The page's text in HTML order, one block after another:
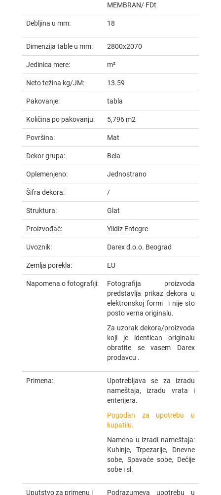
MEMBRAN/ FDt
Debljina u mm: 18
Dimenzija table u mm: 2800x2070
Jedinica mere: m²
Neto težina kg/JM: 13.59
Pakovanje: tabla
Količina po pakovanju: 5,796 m2
Površina: Mat
Dekor grupa: Bela
Oplemenjeno: Jednostrano
Šifra dekora: /
Struktura: Glat
Proizvođač: Yildiz Entegre
Uvoznik: Darex d.o.o. Beograd
Zemlja porekla: EU
Napomena o fotografiji:
Fotografija proizvoda
predstavlja prikaz dekora u
elektronskoj formi i nije sto
posto verna originalu.
Za uzorak dekora/proizvoda
koji je identican originalu
obratite se vasem Darex
prodavcu .
Primena:
Upotrebljava se za izradu
nameštaja, izradu vrata i
enterijera.
Pogodan za upotrebu u
kupatilu.
Namena u izradi nameštaja:
Kuhinje, Trpezarije, Dnevne
sobe, Spavaće sobe, Dečije
sobe i sl.
Uputstvo za primenu i Podrazumeva upotrebu u